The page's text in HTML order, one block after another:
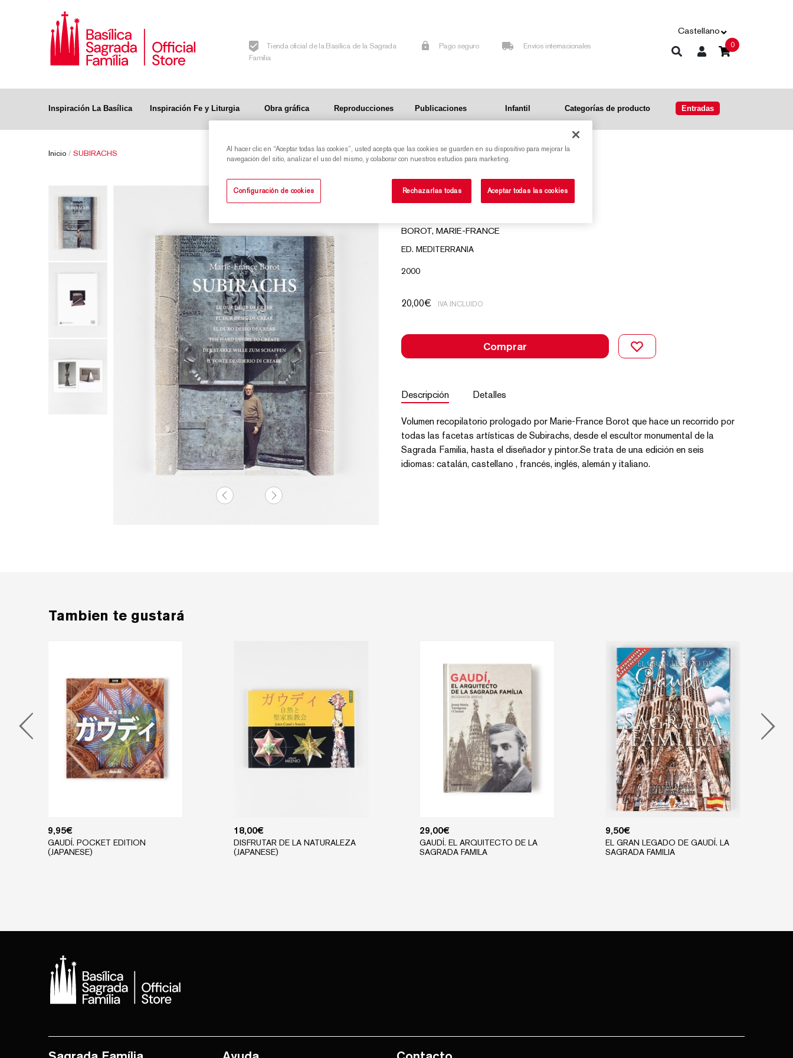
Tienda oficial de la Basílica de la Sagrada
Familia
Pago seguro Envíos internacionales
Castellano
0
Inspiración La Basílica Inspiración Fe y Liturgia Obra gráfica Reproducciones Publicaciones Infantil Categorías de producto Entradas
Inicio / SUBIRACHS
SUBIRACHS
BOROT, MARIE-FRANCE
ED. MEDITERRANIA
2000
20,00€ IVA INCLUIDO
Comprar
Descripción Detalles
Volumen recopilatorio prologado por Marie-France Borot que hace un recorrido por
todas las facetas artísticas de Subirachs, desde el escultor monumental de la
Sagrada Familia, hasta el diseñador y pintor.Se trata de una edición en seis
idiomas: catalán, castellano , francés, inglés, alemán y italiano.
Tambien te gustará
9,95€
GAUDÍ. POCKET EDITION
(JAPANESE)
18,00€
DISFRUTAR DE LA NATURALEZA
(JAPANESE)
29,00€
GAUDÍ. EL ARQUITECTO DE LA
SAGRADA FAMILA
9,50€
EL GRAN LEGADO DE GAUDÍ. LA
SAGRADA FAMILIA
Al hacer clic en “Aceptar todas las cookies”, usted acepta que las cookies se guarden en su dispositivo para mejorar la
navegación del sitio, analizar el uso del mismo, y colaborar con nuestros estudios para marketing.
Configuración de cookies Rechazarlas todas Aceptar todas las cookies